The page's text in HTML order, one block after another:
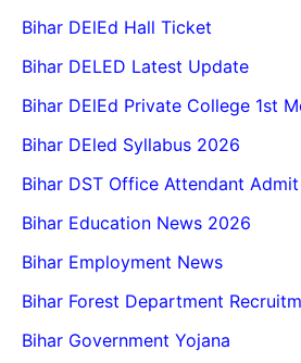
Bihar DElEd Hall Ticket
Bihar DELED Latest Update
Bihar DElEd Private College 1st
Bihar DEled Syllabus 2026
Bihar DST Office Attendant
Bihar Education News 2026
Bihar Employment News
Bihar Forest Department
Bihar Government Yojana